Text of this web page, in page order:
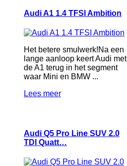
Audi A1 1.4 TFSI Ambition
Het betere smulwerk!Na een
lange aanloop keert Audi met
de A1 terug in het segment
waar Mini en BMW ...
Lees meer
Audi Q5 Pro Line SUV 2.0
TDI Quatt…